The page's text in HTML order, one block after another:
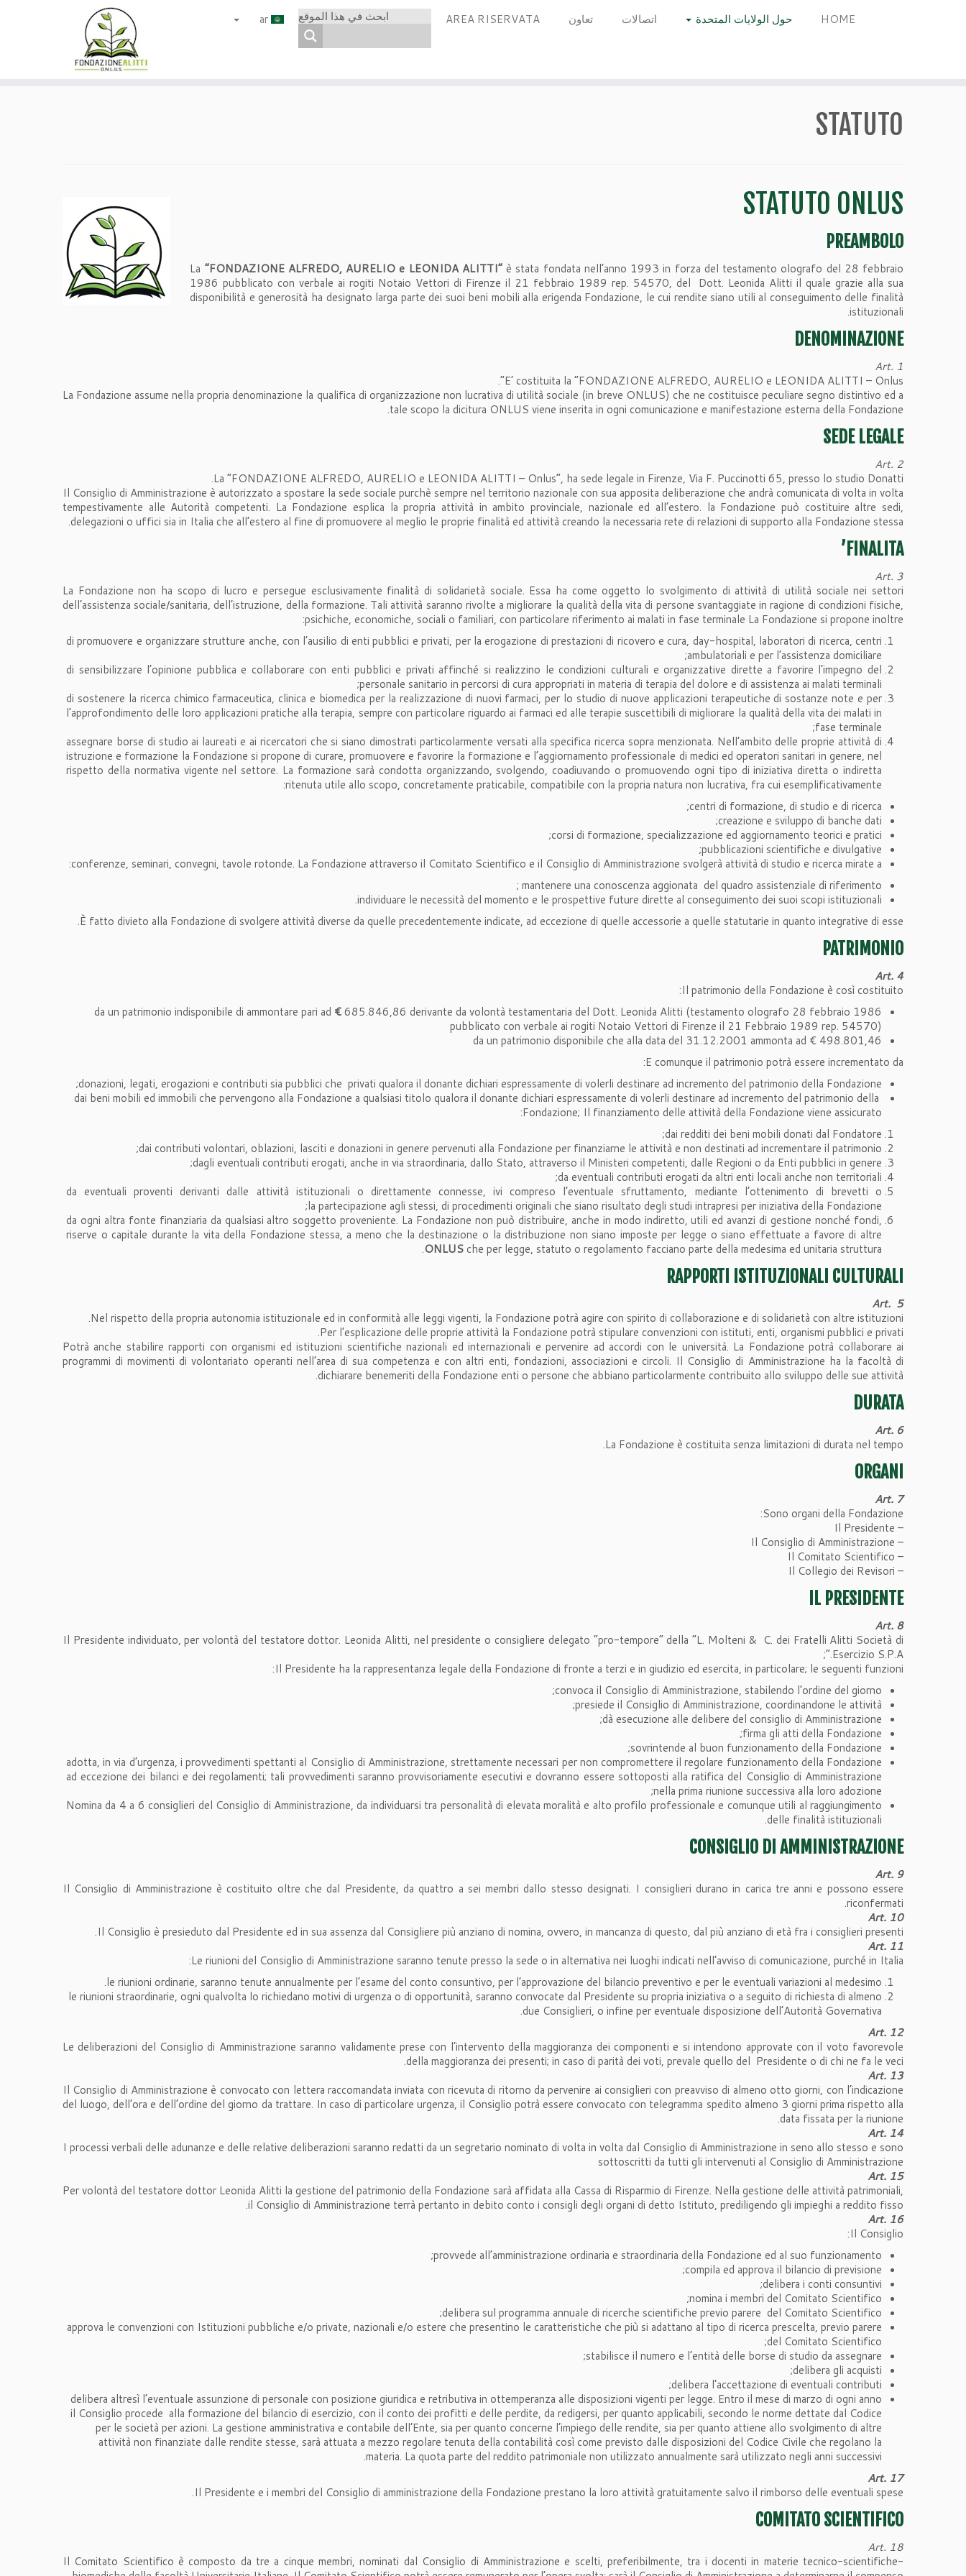
HOME حول الولايات المتحدة اتصالات تعاون AREA RISERVATA ابحث في هذا الموقع ar
STATUTO
STATUTO ONLUS
PREAMBOLO
La “FONDAZIONE ALFREDO, AURELIO e LEONIDA ALITTI”è stata fondata nell’anno 1993 in forza del testamento olografo del 28 febbraio
1986 pubblicato con verbale ai rogiti Notaio Vettori di Firenze il 21 febbraio 1989 rep. 54570, del Dott. Leonida Alitti il quale grazie alla sua
disponibilità e generosità ha designato larga parte dei suoi beni mobili alla erigenda Fondazione, le cui rendite siano utili al conseguimento delle finalità
istituzionali.
DENOMINAZIONE
Art. 1
E’ costituita la “FONDAZIONE ALFREDO, AURELIO e LEONIDA ALITTI – Onlus”.
La Fondazione assume nella propria denominazione la qualifica di organizzazione non lucrativa di utilità sociale (in breve ONLUS) che ne costituisce peculiare segno distintivo ed a
tale scopo la dicitura ONLUS viene inserita in ogni comunicazione e manifestazione esterna della Fondazione.
SEDE LEGALE
Art. 2
La “FONDAZIONE ALFREDO, AURELIO e LEONIDA ALITTI – Onlus”, ha sede legale in Firenze, Via F. Puccinotti 65, presso lo studio Donatti.
Il Consiglio di Amministrazione è autorizzato a spostare la sede sociale purchè sempre nel territorio nazionale con sua apposita deliberazione che andrà comunicata di volta in volta
tempestivamente alle Autorità competenti. La Fondazione esplica la propria attività in ambito provinciale, nazionale ed all’estero. la Fondazione può costituire altre sedi,
delegazioni o uffici sia in Italia che all’estero al fine di promuovere al meglio le proprie finalità ed attività creando la necessaria rete di relazioni di supporto alla Fondazione stessa.
FINALITA’
Art. 3
La Fondazione non ha scopo di lucro e persegue esclusivamente finalità di solidarietà sociale. Essa ha come oggetto lo svolgimento di attività di utilità sociale nei settori
dell’assistenza sociale/sanitaria, dell’istruzione, della formazione. Tali attività saranno rivolte a migliorare la qualità della vita di persone svantaggiate in ragione di condizioni fisiche,
psichiche, economiche, sociali o familiari, con particolare riferimento ai malati in fase terminale La Fondazione si propone inoltre:
di promuovere e organizzare strutture anche, con l’ausilio di enti pubblici e privati, per la erogazione di prestazioni di ricovero e cura, day-hospital, laboratori di ricerca, centri
ambulatoriali e per l’assistenza domiciliare;
di sensibilizzare l’opinione pubblica e collaborare con enti pubblici e privati affinché si realizzino le condizioni culturali e organizzative dirette a favorire l’impegno del
personale sanitario in percorsi di cura appropriati in materia di terapia del dolore e di assistenza ai malati terminali;
di sostenere la ricerca chimico farmaceutica, clinica e biomedica per la realizzazione di nuovi farmaci, per lo studio di nuove applicazioni terapeutiche di sostanze note e per
l’approfondimento delle loro applicazioni pratiche alla terapia, sempre con particolare riguardo ai farmaci ed alle terapie suscettibili di migliorare la qualità della vita dei malati in
fase terminale;
assegnare borse di studio ai laureati e ai ricercatori che si siano dimostrati particolarmente versati alla specifica ricerca sopra menzionata. Nell’ambito delle proprie attività di
istruzione e formazione la Fondazione si propone di curare, promuovere e favorire la formazione e l’aggiornamento professionale di medici ed operatori sanitari in genere, nel
rispetto della normativa vigente nel settore. La formazione sarà condotta organizzando, svolgendo, coadiuvando o promuovendo ogni tipo di iniziativa diretta o indiretta
ritenuta utile allo scopo, concretamente praticabile, compatibile con la propria natura non lucrativa, fra cui esemplificativamente:
centri di formazione, di studio e di ricerca;
creazione e sviluppo di banche dati;
corsi di formazione, specializzazione ed aggiornamento teorici e pratici;
pubblicazioni scientifiche e divulgative;
conferenze, seminari, convegni, tavole rotonde. La Fondazione attraverso il Comitato Scientifico e il Consiglio di Amministrazione svolgerà attività di studio e ricerca mirate a:
mantenere una conoscenza aggionata del quadro assistenziale di riferimento ;
individuare le necessità del momento e le prospettive future dirette al conseguimento dei suoi scopi istituzionali.
È fatto divieto alla Fondazione di svolgere attività diverse da quelle precedentemente indicate, ad eccezione di quelle accessorie a quelle statutarie in quanto integrative di esse.
PATRIMONIO
Art. 4
Il patrimonio della Fondazione è così costituito:
da un patrimonio indisponibile di ammontare pari ad €685.846,86 derivante da volontà testamentaria del Dott. Leonida Alitti (testamento olografo 28 febbraio 1986
pubblicato con verbale ai rogiti Notaio Vettori di Firenze il 21 Febbraio 1989 rep. 54570)
da un patrimonio disponibile che alla data del 31.12.2001 ammonta ad € 498.801,46
E comunque il patrimonio potrà essere incrementato da:
donazioni, legati, erogazioni e contributi sia pubblici che privati qualora il donante dichiari espressamente di volerli destinare ad incremento del patrimonio della Fondazione;
dai beni mobili ed immobili che pervengono alla Fondazione a qualsiasi titolo qualora il donante dichiari espressamente di volerli destinare ad incremento del patrimonio della
Fondazione; Il finanziamento delle attività della Fondazione viene assicurato:
dai redditi dei beni mobili donati dal Fondatore;
dai contributi volontari, oblazioni, lasciti e donazioni in genere pervenuti alla Fondazione per finanziarne le attività e non destinati ad incrementare il patrimonio;
dagli eventuali contributi erogati, anche in via straordinaria, dallo Stato, attraverso il Ministeri competenti, dalle Regioni o da Enti pubblici in genere;
da eventuali contributi erogati da altri enti locali anche non territoriali;
da eventuali proventi derivanti dalle attività istituzionali o direttamente connesse, ivi compreso l’eventuale sfruttamento, mediante l’ottenimento di brevetti o
la partecipazione agli stessi, di procedimenti originali che siano risultato degli studi intrapresi per iniziativa della Fondazione;
da ogni altra fonte finanziaria da qualsiasi altro soggetto proveniente. La Fondazione non può distribuire, anche in modo indiretto, utili ed avanzi di gestione nonché fondi,
riserve o capitale durante la vita della Fondazione stessa, a meno che la destinazione o la distribuzione non siano imposte per legge o siano effettuate a favore di altre
ONLUS che per legge, statuto o regolamento facciano parte della medesima ed unitaria struttura.
RAPPORTI ISTITUZIONALI CULTURALI
Art. 5
Nel rispetto della propria autonomia istituzionale ed in conformità alle leggi vigenti, la Fondazione potrà agire con spirito di collaborazione e di solidarietà con altre istituzioni.
Per l’esplicazione delle proprie attività la Fondazione potrà stipulare convenzioni con istituti, enti, organismi pubblici e privati.
Potrà anche stabilire rapporti con organismi ed istituzioni scientifiche nazionali ed internazionali e pervenire ad accordi con le università. La Fondazione potrà collaborare ai
programmi di movimenti di volontariato operanti nell’area di sua competenza e con altri enti, fondazioni, associazioni e circoli. Il Consiglio di Amministrazione ha la facoltà di
dichiarare benemeriti della Fondazione enti o persone che abbiano particolarmente contribuito allo sviluppo delle sue attività.
DURATA
Art. 6
La Fondazione è costituita senza limitazioni di durata nel tempo.
ORGANI
Art. 7
Sono organi della Fondazione:
– Il Presidente
– Il Consiglio di Amministrazione
– Il Comitato Scientifico
– Il Collegio dei Revisori
IL PRESIDENTE
Art. 8
Il Presidente individuato, per volontà del testatore dottor. Leonida Alitti, nel presidente o consigliere delegato “pro-tempore” della “L. Molteni & C. dei Fratelli Alitti Società di
Esercizio S.P.A.”;
Il Presidente ha la rappresentanza legale della Fondazione di fronte a terzi e in giudizio ed esercita, in particolare; le seguenti funzioni:
convoca il Consiglio di Amministrazione, stabilendo l’ordine del giorno;
presiede il Consiglio di Amministrazione, coordinandone le attività;
dà esecuzione alle delibere del consiglio di Amministrazione;
firma gli atti della Fondazione;
sovrintende al buon funzionamento della Fondazione;
adotta, in via d’urgenza, i provvedimenti spettanti al Consiglio di Amministrazione, strettamente necessari per non compromettere il regolare funzionamento della Fondazione
ad eccezione dei bilanci e dei regolamenti; tali provvedimenti saranno provvisoriamente esecutivi e dovranno essere sottoposti alla ratifica del Consiglio di Amministrazione
nella prima riunione successiva alla loro adozione;
Nomina da 4 a 6 consiglieri del Consiglio di Amministrazione, da individuarsi tra personalità di elevata moralità e alto profilo professionale e comunque utili al raggiungimento
delle finalità istituzionali.
CONSIGLIO DI AMMINISTRAZIONE
Art. 9
Il Consiglio di Amministrazione è costituito oltre che dal Presidente, da quattro a sei membri dallo stesso designati. I consiglieri durano in carica tre anni e possono essere
riconfermati.
Art. 10
Il Consiglio è presieduto dal Presidente ed in sua assenza dal Consigliere più anziano di nomina, ovvero, in mancanza di questo, dal più anziano di età fra i consiglieri presenti.
Art. 11
Le riunioni del Consiglio di Amministrazione saranno tenute presso la sede o in alternativa nei luoghi indicati nell’avviso di comunicazione, purché in Italia:
le riunioni ordinarie, saranno tenute annualmente per l’esame del conto consuntivo, per l’approvazione del bilancio preventivo e per le eventuali variazioni al medesimo.
le riunioni straordinarie, ogni qualvolta lo richiedano motivi di urgenza o di opportunità, saranno convocate dal Presidente su propria iniziativa o a seguito di richiesta di almeno
due Consiglieri, o infine per eventuale disposizione dell’Autorità Governativa.
Art. 12
Le deliberazioni del Consiglio di Amministrazione saranno validamente prese con l’intervento della maggioranza dei componenti e si intendono approvate con il voto favorevole
della maggioranza dei presenti; in caso di parità dei voti, prevale quello del Presidente o di chi ne fa le veci.
Art. 13
Il Consiglio di Amministrazione è convocato con lettera raccomandata inviata con ricevuta di ritorno da pervenire ai consiglieri con preavviso di almeno otto giorni, con l’indicazione
del luogo, dell’ora e dell’ordine del giorno da trattare. In caso di particolare urgenza, il Consiglio potrà essere convocato con telegramma spedito almeno 3 giorni prima rispetto alla
data fissata per la riunione.
Art. 14
I processi verbali delle adunanze e delle relative deliberazioni saranno redatti da un segretario nominato di volta in volta dal Consiglio di Amministrazione in seno allo stesso e sono
sottoscritti da tutti gli intervenuti al Consiglio di Amministrazione
Art. 15
Per volontà del testatore dottor Leonida Alitti la gestione del patrimonio della Fondazione sarà affidata alla Cassa di Risparmio di Firenze. Nella gestione delle attività patrimoniali,
il Consiglio di Amministrazione terrà pertanto in debito conto i consigli degli organi di detto Istituto, prediligendo gli impieghi a reddito fisso.
Art. 16
Il Consiglio:
provvede all’amministrazione ordinaria e straordinaria della Fondazione ed al suo funzionamento;
compila ed approva il bilancio di previsione;
delibera i conti consuntivi;
nomina i membri del Comitato Scientifico;
delibera sul programma annuale di ricerche scientifiche previo parere del Comitato Scientifico;
approva le convenzioni con Istituzioni pubbliche e/o private, nazionali e/o estere che presentino le caratteristiche che più si adattano al tipo di ricerca prescelta, previo parere
del Comitato Scientifico;
stabilisce il numero e l’entità delle borse di studio da assegnare;
delibera gli acquisti;
delibera l’accettazione di eventuali contributi;
delibera altresì l’eventuale assunzione di personale con posizione giuridica e retributiva in ottemperanza alle disposizioni vigenti per legge. Entro il mese di marzo di ogni anno
il Consiglio procede alla formazione del bilancio di esercizio, con il conto dei profitti e delle perdite, da redigersi, per quanto applicabili, secondo le norme dettate dal Codice
per le società per azioni. La gestione amministrativa e contabile dell’Ente, sia per quanto concerne l’impiego delle rendite, sia per quanto attiene allo svolgimento di altre
attività non finanziate dalle rendite stesse, sarà attuata a mezzo regolare tenuta della contabilità così come previsto dalle disposizioni del Codice Civile che regolano la
materia. La quota parte del reddito patrimoniale non utilizzato annualmente sarà utilizzato negli anni successivi.
Art. 17
Il Presidente e i membri del Consiglio di amministrazione della Fondazione prestano la loro attività gratuitamente salvo il rimborso delle eventuali spese.
COMITATO SCIENTIFICO
Art. 18
Il Comitato Scientifico è composto da tre a cinque membri, nominati dal Consiglio di Amministrazione e scelti, preferibilmente, tra i docenti in materie tecnico-scientifiche-